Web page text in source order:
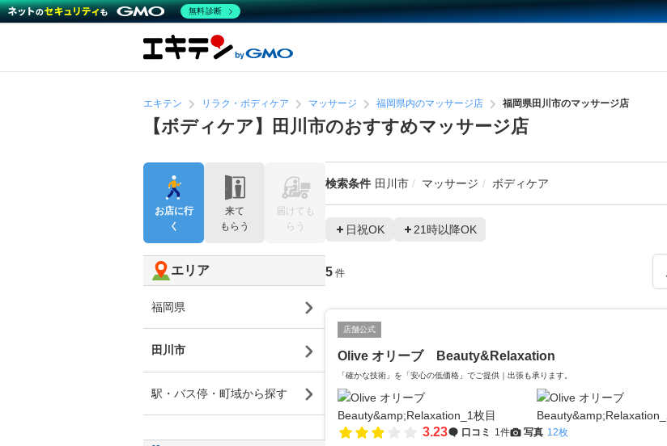
エキテン リラク・ボディケア マッサージ 福岡県内のマッサージ店 福岡県田川市のマッサージ店
【ボディケア】田川市のおすすめマッサージ店
検索条件 田川市 マッサージ ボディケア
日祝OK 21時以降OK
5 件
店舗公式
Olive オリーブ Beauty&Relaxation
「確かな技術」を「安心の低価格」でご提供｜出張も承ります。
3.23 口コミ 1件 写真 12枚
お店に行
く
来て
もらう
届けても
らう
エリア
福岡県
田川市
駅・バス停・町域から探す
無料診断